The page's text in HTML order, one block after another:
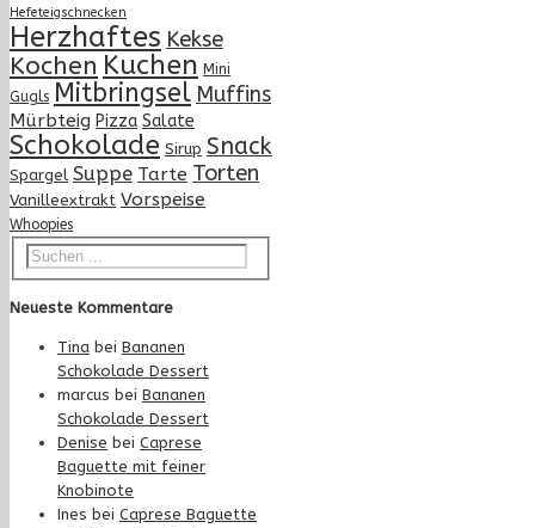
Hefeteigschnecken
Herzhaftes Kekse
Kochen Kuchen Mini
Gugls Mitbringsel Muffins
Mürbteig Pizza Salate
Schokolade Sirup Snack
Spargel Suppe Tarte Torten
Vanilleextrakt Vorspeise
Whoopies
Neueste Kommentare
Tina bei Bananen
Schokolade Dessert
marcus bei Bananen
Schokolade Dessert
Denise bei Caprese
Baguette mit feiner
Knobinote
Ines bei Caprese Baguette